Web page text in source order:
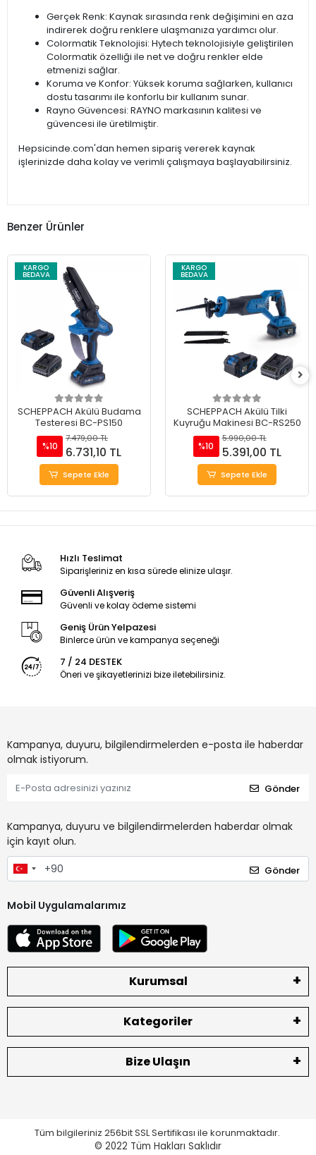
Gerçek Renk: Kaynak sırasında renk değişimini en aza
indirerek doğru renklere ulaşmanıza yardımcı olur.
Colormatik Teknolojisi: Hytech teknolojisiyle geliştirilen
Colormatik özelliği ile net ve doğru renkler elde
etmenizi sağlar.
Koruma ve Konfor: Yüksek koruma sağlarken, kullanıcı
dostu tasarımı ile konforlu bir kullanım sunar.
Rayno Güvencesi: RAYNO markasının kalitesi ve
güvencesi ile üretilmiştir.
Hepsicinde.com'dan hemen sipariş vererek kaynak
işlerinizde daha kolay ve verimli çalışmaya başlayabilirsiniz.
Benzer Ürünler
KARGO
BEDAVA
SCHEPPACH Akülü Budama
Testeresi BC-PS150
%10
7.479,00 TL
6.731,10 TL
Sepete Ekle
KARGO
BEDAVA
SCHEPPACH Akülü Tilki
Kuyruğu Makinesi BC-RS250
%10
5.990,00 TL
5.391,00 TL
Sepete Ekle
Hızlı Teslimat
Siparişleriniz en kısa sürede elinize ulaşır.
Güvenli Alışveriş
Güvenli ve kolay ödeme sistemi
Geniş Ürün Yelpazesi
Binlerce ürün ve kampanya seçeneği
7 / 24 DESTEK
Öneri ve şikayetlerinizi bize iletebilirsiniz.
Kampanya, duyuru, bilgilendirmelerden e-posta ile haberdar
olmak istiyorum.
Gönder
Kampanya, duyuru ve bilgilendirmelerden haberdar olmak
için kayıt olun.
Gönder
Mobil Uygulamalarımız
Kurumsal
Kategoriler
Bize Ulaşın
Tüm bilgileriniz 256bit SSL Sertifikası ile korunmaktadır.
© 2022 Tüm Hakları Saklıdır